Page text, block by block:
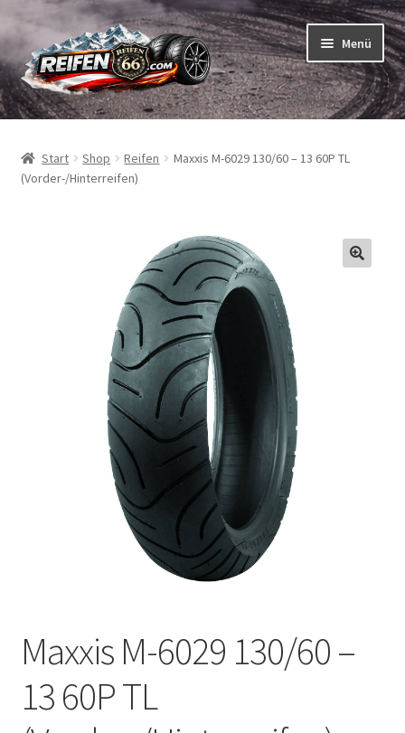
Zur
Navigation
springen
Zum
Inhalt
springen
Menü
Reifen
Schläuche
Start Shop Reifen
Maxxis M-6029 130/60 – 13 60P TL
(Vorder-/Hinterreifen)
Maxxis M-6029 130/60 –
13 60P TL